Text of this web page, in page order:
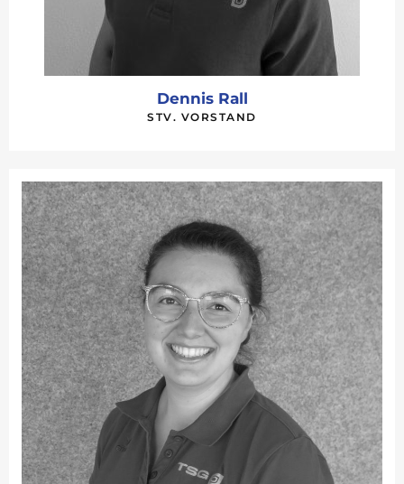
Dennis Rall
STV. VORSTAND